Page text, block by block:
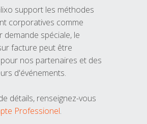
support les méthodes
corporatives comme
demande spéciale, le
facture peut être
nos partenaires et des
d'événements.
détails, renseignez-vous
Professionel.